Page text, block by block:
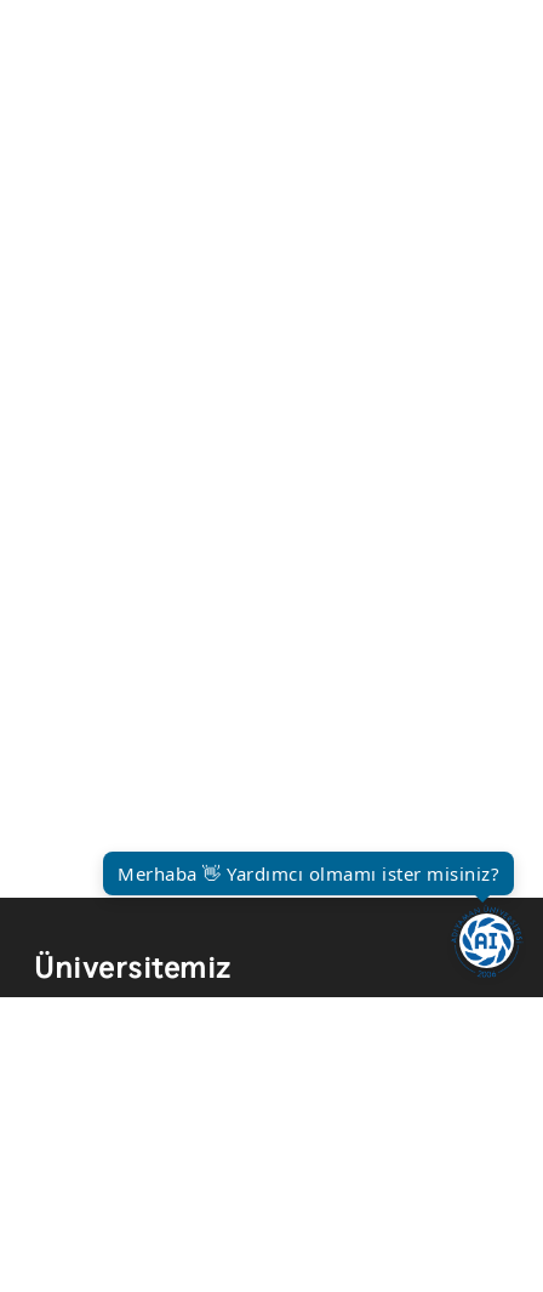
Üniversitemiz
Merhaba 👋 Yardımcı olmamı ister misiniz?